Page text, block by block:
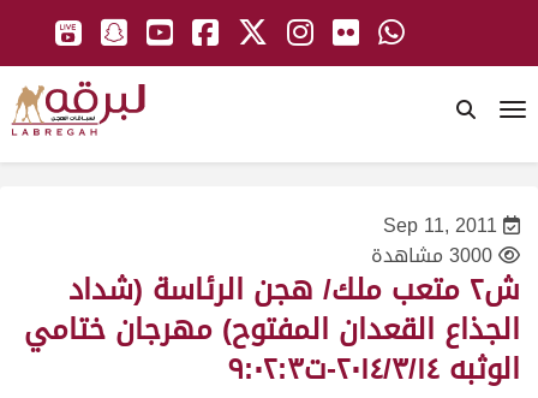
Sep 11, 2011
3000 مشاهدة
ش٢ متعب ملك/ هجن الرئاسة (شداد
الجذاع القعدان المفتوح) مهرجان ختامي
الوثبه ٢٠١٤/٣/١٤-ت٩:٠٢:٣